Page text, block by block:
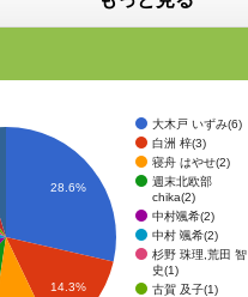
大木戸 いずみ(6)
白洲 梓(3)
寝舟 はやせ(2)
週末北欧部
chika(2)
中村颯希(2)
中村 颯希(2)
杉野 珠理,荒田 智
史(1)
古賀 及子(1)
28.6%
14.3%